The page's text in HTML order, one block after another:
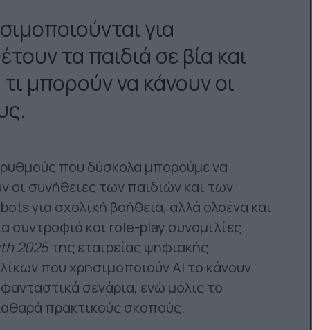
για
τα παιδιά σε βία και
μπορούν να κάνουν οι
που δύσκολα μπορούμε να
οι συνήθειες των παιδιών και των
για σχολική βοήθεια, αλλά ολοένα και
συντροφιά και role-play συνομιλίες.
2025της εταιρείας ψηφιακής
που χρησιμοποιούν AI το κάνουν
σενάρια, ενώ μόλις το
πρακτικούς σκοπούς.